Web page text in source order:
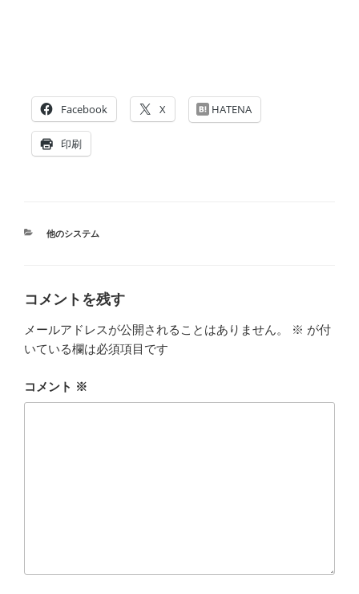
Facebook X HATENA
印刷
カ
他のシステム
コメントを残す
メールアドレスが公開されることはありません。 ※ が付
いている欄は必須項目です
コメント ※